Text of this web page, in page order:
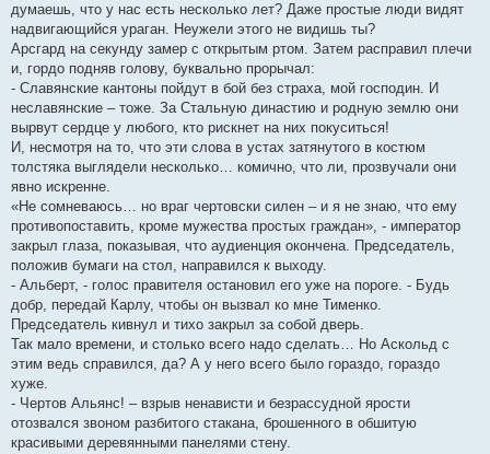
думаешь, что у нас есть несколько лет? Даже простые люди видят
надвигающийся ураган. Неужели этого не видишь ты?
Арсгард на секунду замер с открытым ртом. Затем расправил плечи
и, гордо подняв голову, буквально прорычал:
- Славянские кантоны пойдут в бой без страха, мой господин. И
неславянские – тоже. За Стальную династию и родную землю они
вырвут сердце у любого, кто рискнет на них покуситься!
И, несмотря на то, что эти слова в устах затянутого в костюм
толстяка выглядели несколько… комично, что ли, прозвучали они
явно искренне.
«Не сомневаюсь… но враг чертовски силен – и я не знаю, что ему
противопоставить, кроме мужества простых граждан», - император
закрыл глаза, показывая, что аудиенция окончена. Председатель,
положив бумаги на стол, направился к выходу.
- Альберт, - голос правителя остановил его уже на пороге. - Будь
добр, передай Карлу, чтобы он вызвал ко мне Тименко.
Председатель кивнул и тихо закрыл за собой дверь.
Так мало времени, и столько всего надо сделать… Но Аскольд с
этим ведь справился, да? А у него всего было гораздо, гораздо
хуже.
- Чертов Альянс! – взрыв ненависти и безрассудной ярости
отозвался звоном разбитого стакана, брошенного в обшитую
красивыми деревянными панелями стену.